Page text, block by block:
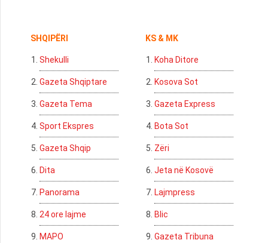
SHQIPËRI
Shekulli
Gazeta Shqiptare
Gazeta Tema
Sport Ekspres
Gazeta Shqip
Dita
Panorama
24 ore lajme
MAPO
KS & MK
Koha Ditore
Kosova Sot
Gazeta Express
Bota Sot
Zëri
Jeta në Kosovë
Lajmpress
Blic
Gazeta Tribuna